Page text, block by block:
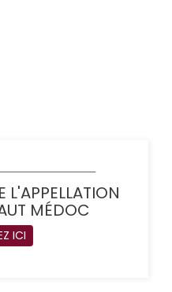
L'APPELLATION
MÉDOC
ICI